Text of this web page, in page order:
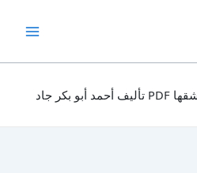
تحميل كتاب للمذهب آيات أعشقها PDF تأليف أحمد أبو بكر جاد